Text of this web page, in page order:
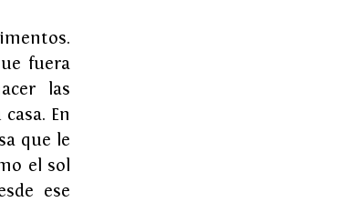
fuera
las
En
que le
el sol
ese